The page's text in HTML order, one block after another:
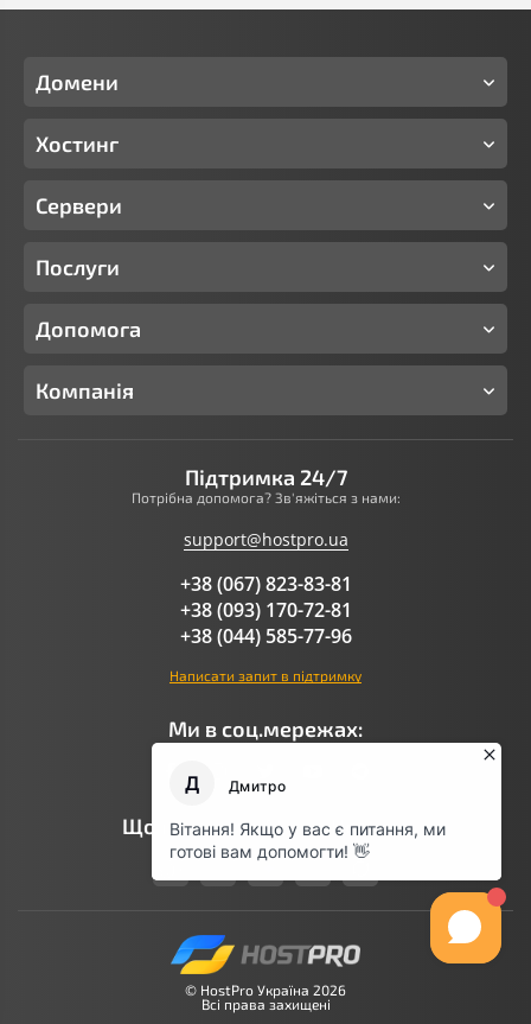
© HostPro Україна 2026
Всі права захищені
Домени
Хостинг
Сервери
Послуги
Допомога
Компанія
Підтримка 24/7
Потрібна допомога? Зв'яжіться з нами:
support@hostpro.ua
+38 (067) 823-83-81
+38 (093) 170-72-81
+38 (044) 585-77-96
Написати запит в підтримку
Ми в соц.мережах:
Що говорить AI про Hostpro